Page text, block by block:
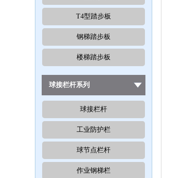
T4型踏步板
钢梯踏步板
楼梯踏步板
球接栏杆系列
球接栏杆
工业防护栏
球节点栏杆
作业钢梯栏